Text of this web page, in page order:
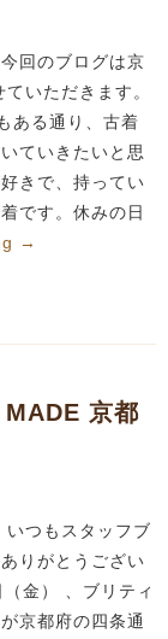
回のブログは京
いただきます。
ある通り、古着
ていきたいと思
きで、持ってい
です。休みの日
→
京都
いつもスタッフブ
りがとうござい
金） 、ブリティ
京都府の四条通